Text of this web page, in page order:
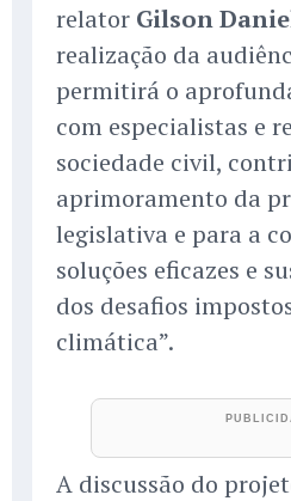
relator Gilson
realização da
permitirá o
com especialistas e
sociedade civil,
aprimoramento da
legislativa e para a
soluções eficazes e
dos desafios
climática”.
A discussão do